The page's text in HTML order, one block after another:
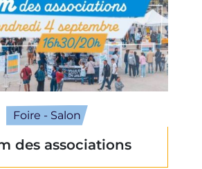
Foire - Salon
des associations